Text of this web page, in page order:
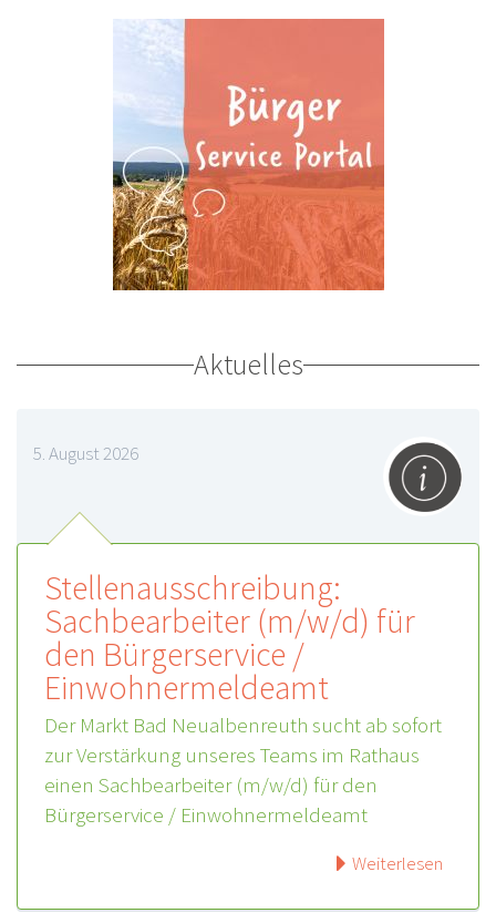
Aktuelles
5. August 2026
Stellenausschreibung:
Sachbearbeiter (m/w/d) für
den Bürgerservice /
Einwohnermeldeamt
Der Markt Bad Neualbenreuth sucht ab sofort
zur Verstärkung unseres Teams im Rathaus
einen Sachbearbeiter (m/w/d) für den
Bürgerservice / Einwohnermeldeamt
Weiterlesen